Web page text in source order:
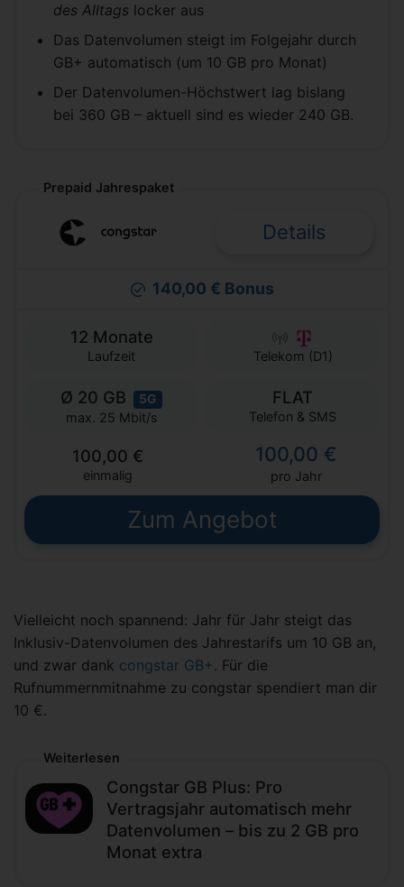
des Alltags locker aus
Das Datenvolumen steigt im Folgejahr durch
GB+ automatisch (um 10 GB pro Monat)
Der Datenvolumen-Höchstwert lag bislang
bei 360 GB – aktuell sind es wieder 240 GB.
Prepaid Jahrespaket
Details
140,00 € Bonus
12 Monate
Laufzeit Telekom (D1)
Ø 20 GB 5G
max. 25 Mbit/s
FLAT
Telefon & SMS
100,00 €
einmalig
100,00 €
pro Jahr
Zum Angebot
Vielleicht noch spannend: Jahr für Jahr steigt das
Inklusiv-Datenvolumen des Jahrestarifs um 10 GB an,
und zwar dank congstar GB+ . Für die
Rufnummernmitnahme zu congstar spendiert man dir
10 €.
Weiterlesen
Congstar GB Plus: Pro
Vertragsjahr automatisch mehr
Datenvolumen – bis zu 2 GB pro
Monat extra